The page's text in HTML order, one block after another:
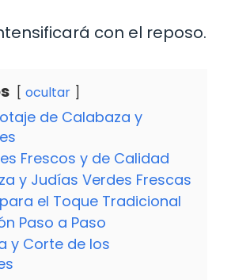
con el reposo.
ocultar
de Calabaza y
Frescos y de Calidad
y Judías Verdes Frescas
el Toque Tradicional
Paso a Paso
y Corte de los